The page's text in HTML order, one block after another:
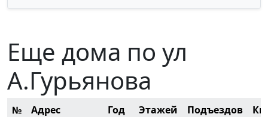
Еще дома по ул
А.Гурьянова
№ Адрес Год Этажей Подъездов